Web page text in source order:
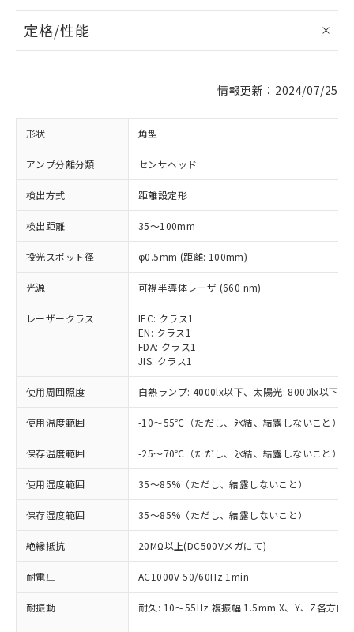
定格/性能
情報更新：2024/07/25
形状 角型
アンプ分離分類 センサヘッド
検出方式 距離設定形
検出距離 35～100mm
投光スポット径 φ0.5mm (距離: 100mm)
光源 可視半導体レーザ (660 nm)
レーザークラス
IEC: クラス1
EN: クラス1
FDA: クラス1
JIS: クラス1
使用周囲照度 白熱ランプ: 4000lx以下、太陽光: 8000lx以下
使用温度範囲 -10～55℃（ただし、氷結、結露しないこと）
保存温度範囲 -25～70℃（ただし、氷結、結露しないこと）
使用湿度範囲 35～85%（ただし、結露しないこと）
保存湿度範囲 35～85%（ただし、結露しないこと）
絶縁抵抗 20MΩ以上(DC500Vメガにて)
耐電圧 AC1000V 50/60Hz 1min
耐振動 耐久: 10～55Hz 複振幅 1.5mm X、Y、Z各方向
ご利用条件
以下の条件をお読みいただき、同意のうえ
ご利用ください。
本サービスは、当社制御機器事業取扱
※1 対応状況
対応済み：EU RoHS指令（10物質）の
非含有に対応した製品が提供可能な商品で
す。
対応予定：EU RoHS指令（10物質）の非含
有に対応した製品に切り替える予定のある
商品です。
対応予定なし：EU RoHS指令（10物質）の
非含有に非対応の商品で、対応品を出す予
定はありません。
調査・確認中：EU RoHS指令（10物質）の
非含有の対応状況を調査中または確認中の
※1 中国RoHS○×表